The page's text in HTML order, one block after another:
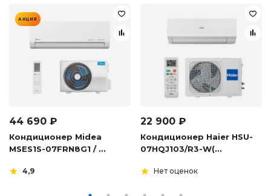
АКЦИЯ
44 690 ₽
Кондиционер Midea
MSES1S-07FRN8G1 / ...
4,9
22 900 ₽
Кондиционер Haier HSU-
07HQJ103/R3-W(...
Нет оценок